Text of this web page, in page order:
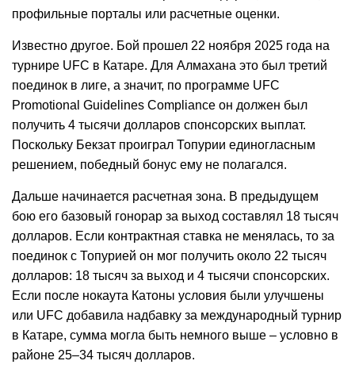
профильные порталы или расчетные оценки.
Известно другое. Бой прошел 22 ноября 2025 года на
турнире UFC в Катаре. Для Алмахана это был третий
поединок в лиге, а значит, по программе UFC
Promotional Guidelines Compliance он должен был
получить 4 тысячи долларов спонсорских выплат.
Поскольку Бекзат проиграл Топурии единогласным
решением, победный бонус ему не полагался.
Дальше начинается расчетная зона. В предыдущем
бою его базовый гонорар за выход составлял 18 тысяч
долларов. Если контрактная ставка не менялась, то за
поединок с Топурией он мог получить около 22 тысяч
долларов: 18 тысяч за выход и 4 тысячи спонсорских.
Если после нокаута Катоны условия были улучшены
или UFC добавила надбавку за международный турнир
в Катаре, сумма могла быть немного выше – условно в
районе 25–34 тысяч долларов.